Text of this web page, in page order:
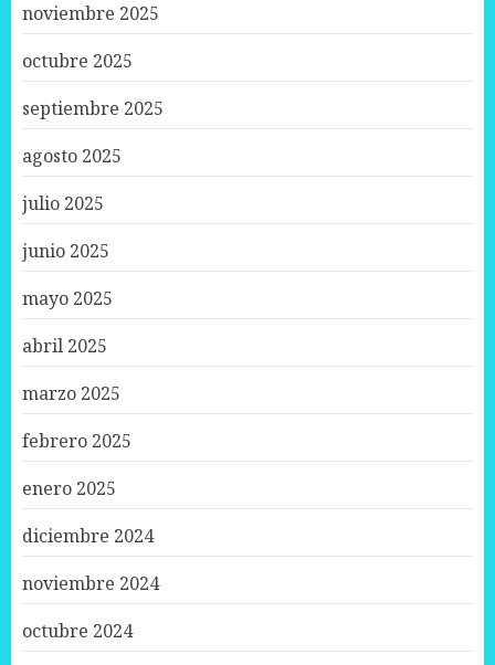
noviembre 2025
octubre 2025
septiembre 2025
agosto 2025
julio 2025
junio 2025
mayo 2025
abril 2025
marzo 2025
febrero 2025
enero 2025
diciembre 2024
noviembre 2024
octubre 2024